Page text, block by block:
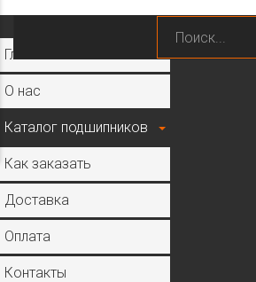
Главная
О нас
Каталог подшипников
Как заказать
Доставка
Оплата
Контакты